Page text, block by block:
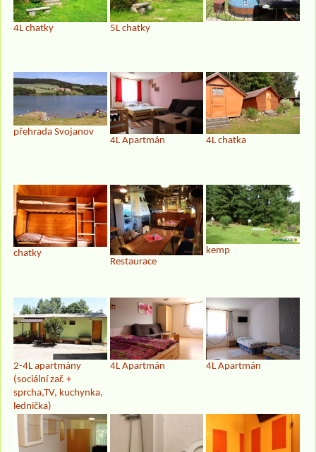
4L chatky 5L chatky
přehrada Svojanov
4L Apartmán
4L chatka
chatky
Restaurace
kemp
2-4L apartmány
(sociální zař. +
sprcha,TV, kuchynka,
lednička)
4L Apartmán 4L Apartmán